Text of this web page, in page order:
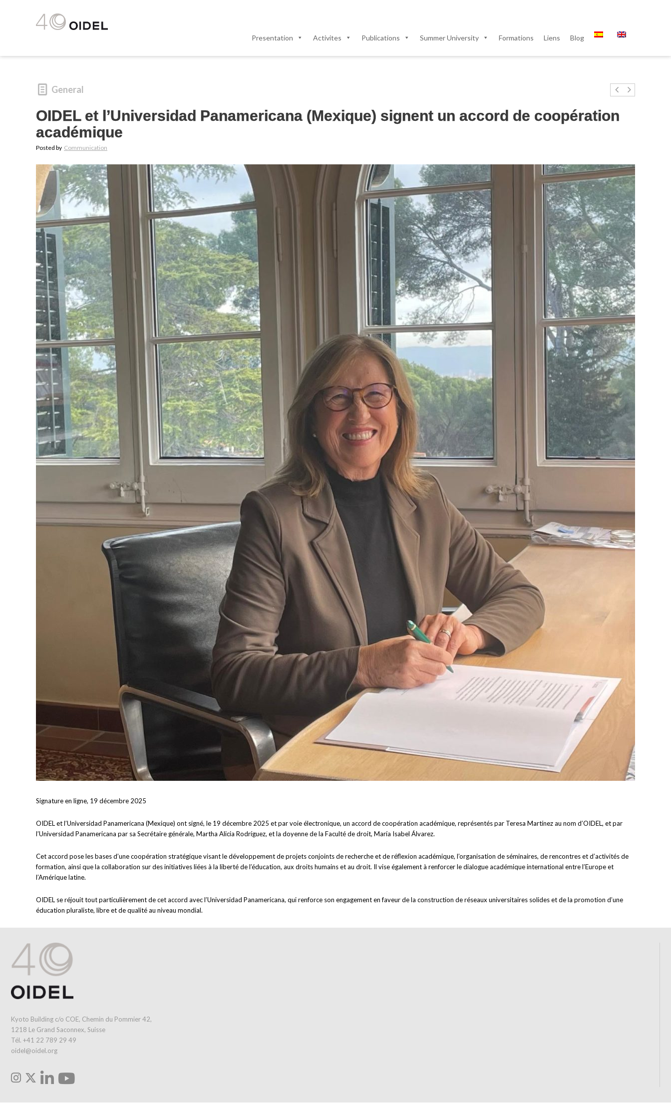
Presentation Activites Publications Summer University Formations Liens Blog
General
OIDEL et l’Universidad Panamericana (Mexique) signent un accord de coopération
académique
Posted by Communication
Signature en ligne, 19 décembre 2025
OIDEL et l’Universidad Panamericana (Mexique) ont signé, le 19 décembre 2025 et par voie électronique, un accord de coopération académique, représentés par Teresa Martínez au nom d’OIDEL, et par
l’Universidad Panamericana par sa Secrétaire générale, Martha Alicia Rodríguez, et la doyenne de la Faculté de droit, María Isabel Álvarez.
Cet accord pose les bases d’une coopération stratégique visant le développement de projets conjoints de recherche et de réflexion académique, l’organisation de séminaires, de rencontres et d’activités de
formation, ainsi que la collaboration sur des initiatives liées à la liberté de l’éducation, aux droits humains et au droit. Il vise également à renforcer le dialogue académique international entre l’Europe et
l’Amérique latine.
OIDEL se réjouit tout particulièrement de cet accord avec l’Universidad Panamericana, qui renforce son engagement en faveur de la construction de réseaux universitaires solides et de la promotion d’une
éducation pluraliste, libre et de qualité au niveau mondial.
Kyoto Building c/o COE, Chemin du Pommier 42,
1218 Le Grand Saconnex, Suisse
Tél. +41 22 789 29 49
oidel@oidel.org